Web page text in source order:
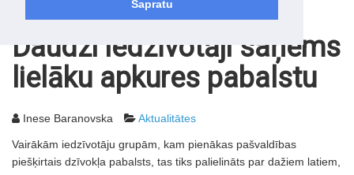
Sapratu
Daudzi iedzīvotāji saņems
lielāku apkures pabalstu
Inese Baranovska Aktualitātes
Vairākām iedzīvotāju grupām, kam pienākas pašvaldības
piešķirtais dzīvokļa pabalsts, tas tiks palielināts par dažiem latiem,